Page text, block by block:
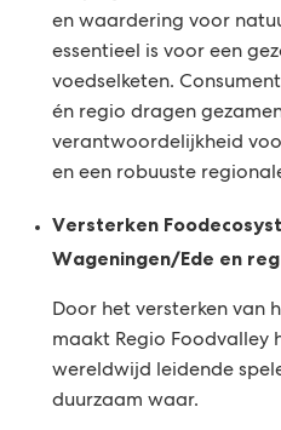
en waardering voor
essentieel is voor een
voedselketen.
én regio dragen
verantwoordelijkheid
en een robuuste
Versterken
Wageningen/Ede en
Door het versterken van
maakt Regio Foodvalley
wereldwijd leidende
duurzaam waar.